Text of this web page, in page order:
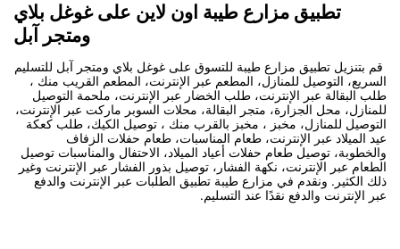
تطبيق مزارع طيبة اون لاين على غوغل بلاي
ومتجر آبل
قم بتنزيل تطبيق مزارع طيبة للتسوق على غوغل بلاي ومتجر آبل للتسليم
السريع، التوصيل للمنازل، المطعم عبر الإنترنت، المطعم القريب منك ،
طلب البقالة عبر الإنترنت، طلب الخضار عبر الإنترنت، ملحمة التوصيل
للمنازل، محل الجزارة، متجر البقالة، محلات السوبر ماركت عبر الإنترنت،
التوصيل للمنازل، مخبز ، مخبز بالقرب منك ، توصيل الكيك، طلب كعكة
عيد الميلاد عبر الإنترنت، طعام المناسبات، طعام حفلات الزفاف
والخطوبة، توصيل طعام حفلات أعياد الميلاد، الاحتفال والمناسبات توصيل
الطعام عبر الإنترنت، نكهة الفشار، توصيل بذور الفشار عبر الإنترنت وغير
ذلك الكثير. ونقدم في مزارع طيبة تطبيق الطلبات عبر الإنترنت والدفع
عبر الإنترنت والدفع نقدًا عند التسليم.